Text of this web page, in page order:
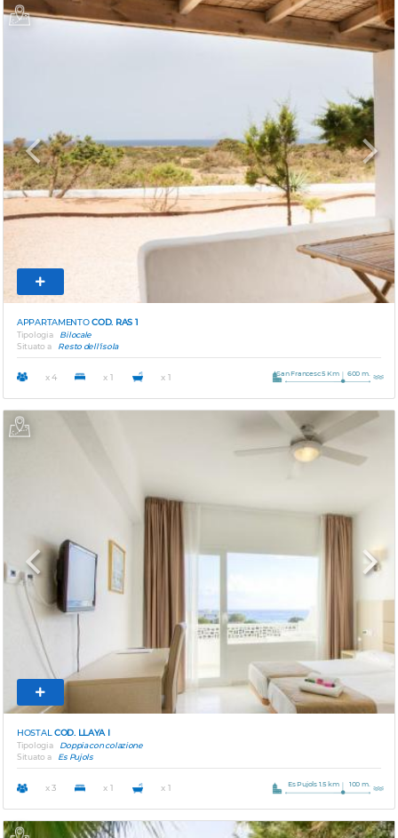
Previous Next
APPARTAMENTOCOD. RAS 1
Tipologia
Bilocale
Situato a
Resto dell'isola
x 4 x 1 x 1 San Francesc 5 Km 600 m.
Previous Next
HOSTALCOD. LLAYA I
Tipologia
Doppia con colazione
Situato a
Es Pujols
x 3 x 1 x 1 Es Pujols 1.5 km 100 m.